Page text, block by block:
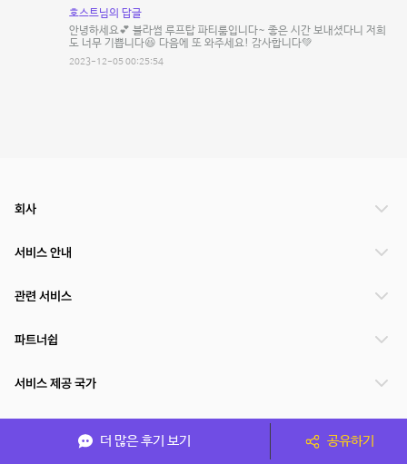
호스트님의 답글
안녕하세요💕 블라썸 루프탑 파티룸입니다~ 좋은 시간 보내셨다니 저희
도 너무 기쁩니다😆 다음에 또 와주세요! 감사합니다💚
2023-12-05 00:25:54
더 많은 후기 보기 공유하기
회사
서비스 안내
관련 서비스
파트너쉽
서비스 제공 국가
(주)NSPACE 사업자정보